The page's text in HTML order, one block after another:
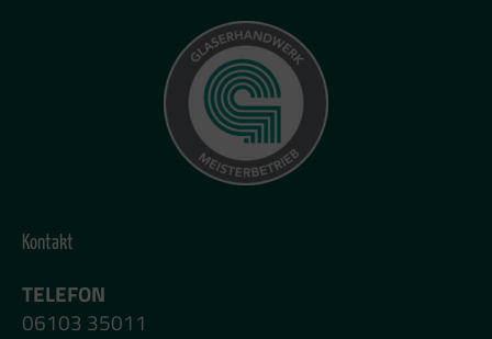
Kontakt
TELEFON
06103 35011